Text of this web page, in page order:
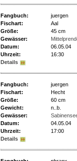
Fangbuch:
juergen
Fischart:
Aal
Größe:
45 cm
Gewässer:
Datum:
06.05.04
Uhrzeit:
16:30
Details
Fangbuch:
juergen
Fischart:
Hecht
Größe:
60 cm
Gewicht:
n..b.
Gewässer:
Datum:
04.05.04
Uhrzeit:
17:00
Details